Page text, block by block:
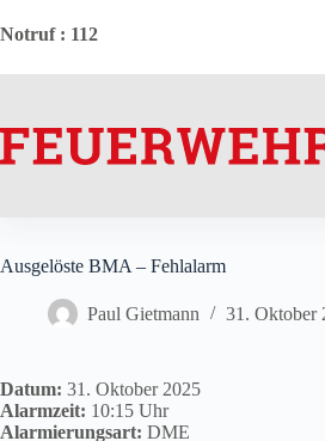
Inhalt
Notruf: 112
Ausgelöste BMA – Fehlalarm
Paul Gietmann 31. Oktober
Datum: 31. Oktober 2025
Alarmzeit: 10:15 Uhr
Alarmierungsart: DME